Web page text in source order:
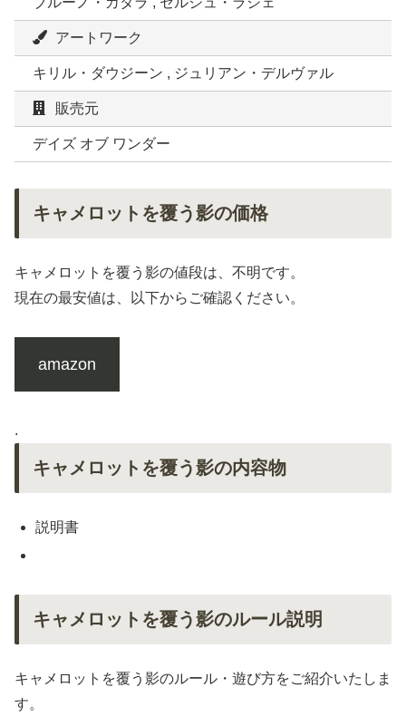
アートワーク
キリル・ダウジーン , ジュリアン・デルヴァル
販売元
デイズ オブ ワンダー
キャメロットを覆う影の価格
キャメロットを覆う影の値段は、不明です。
現在の最安値は、以下からご確認ください。
amazon
.
キャメロットを覆う影の内容物
説明書
キャメロットを覆う影のルール説明
キャメロットを覆う影のルール・遊び方をご紹介いたしま
す。